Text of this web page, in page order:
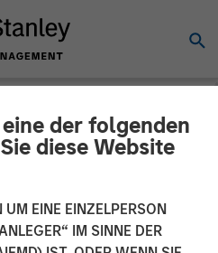
der folgenden
diese Website
EINE EINZELPERSON
IM SINNE DER
to Bring
of